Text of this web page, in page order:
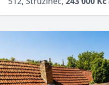
obec Stružinec, o